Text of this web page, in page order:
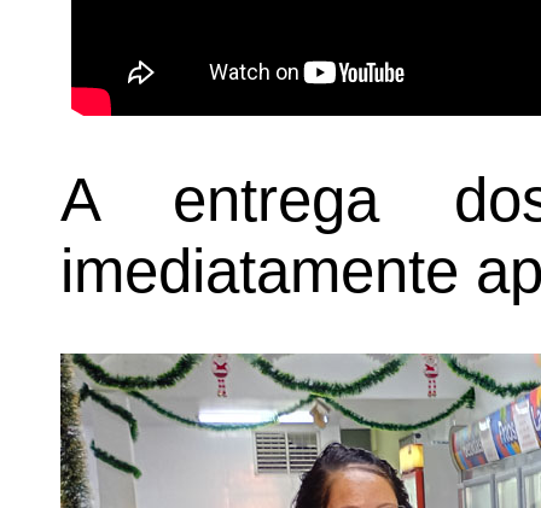
A entrega
imediatamente